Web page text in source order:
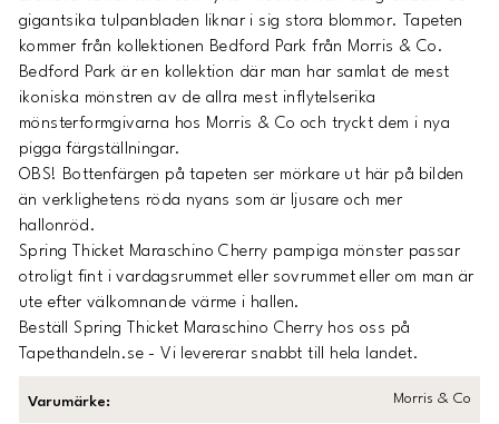
gigantsika tulpanbladen liknar i sig stora blommor. Tapeten
kommer från kollektionen Bedford Park från Morris & Co.
Bedford Park är en kollektion där man har samlat de mest
ikoniska mönstren av de allra mest inflytelserika
mönsterformgivarna hos Morris & Co och tryckt dem i nya
pigga färgställningar.
OBS! Bottenfärgen på tapeten ser mörkare ut här på bilden
än verklighetens röda nyans som är ljusare och mer
hallonröd.
Spring Thicket Maraschino Cherry pampiga mönster passar
otroligt fint i vardagsrummet eller sovrummet eller om man är
ute efter välkomnande värme i hallen.
Beställ Spring Thicket Maraschino Cherry hos oss på
Tapethandeln.se - Vi levererar snabbt till hela landet.
Varumärke: Morris & Co